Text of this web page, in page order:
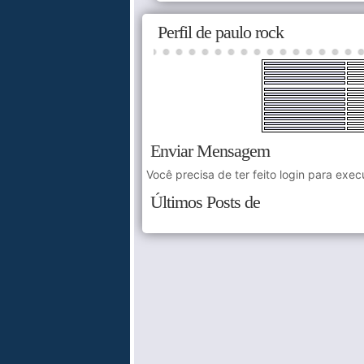
Perfil de paulo rock
Enviar Mensagem
Você precisa de ter feito login para
Últimos Posts de